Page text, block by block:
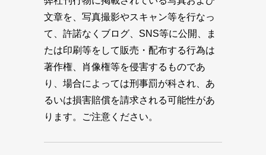
文章を、写真撮影やスキャン等を行なっ
て、許諾なくブログ、SNS等に公開、ま
たは印刷等をして販売・配布する行為は
著作権、肖像権等を侵害するものであ
り、場合によっては刑事罰が科され、あ
るいは損害賠償を請求される可能性があ
ります。ご注意ください。